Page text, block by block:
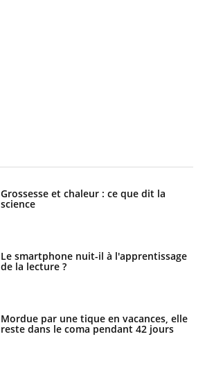
Grossesse et chaleur : ce que dit la
science
Le smartphone nuit-il à l'apprentissage
de la lecture ?
Mordue par une tique en vacances, elle
reste dans le coma pendant 42 jours